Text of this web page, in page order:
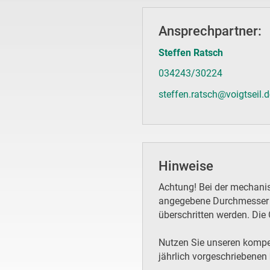
Ansprechpartner:
Steffen Ratsch
034243/30224
Hinweise
Achtung! Bei der
angegebene
überschritten werden.
Nutzen Sie unseren
jährlich vorgeschriebenen